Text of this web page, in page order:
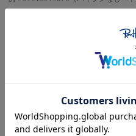
どちらでもない 女性
ニュースレター